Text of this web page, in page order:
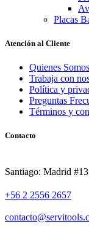
Placas
Atención al Cliente
Quienes Somos
Trabaja con
Política y
Preguntas
Términos y
Contacto
Santiago: Madrid
+56 2 2556 2657